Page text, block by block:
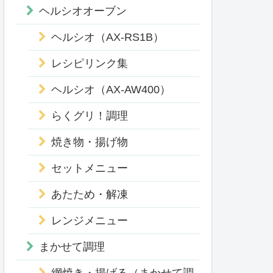
ヘルシオオーブン
ヘルシオ（AX-RS1B）
レシピリンク集
ヘルシオ（AX-AW400）
らくグリ！調理
焼き物・揚げ物
セットメニュー
あたため・解凍
レンジメニュー
まかせて調理